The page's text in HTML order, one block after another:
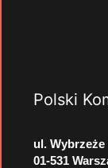
Polski
ul.
01-531